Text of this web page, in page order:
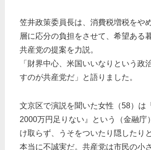
笠井政策委員長は、消費税増税をや
層に応分の負担をさせて、希望ある
共産党の提案を力説。
「財界中心、米国いいなりという政
すのが共産党だ」と語りました。
文京区で演説を聞いた女性（58）は
2000万円足りない』という（金融庁
け取らず、うそをついたり隠したり
本当に不誠実だ。共産党は市民の小